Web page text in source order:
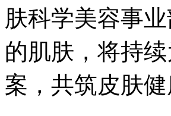
肤科学美容事
的肌肤，将持
案，共筑皮肤